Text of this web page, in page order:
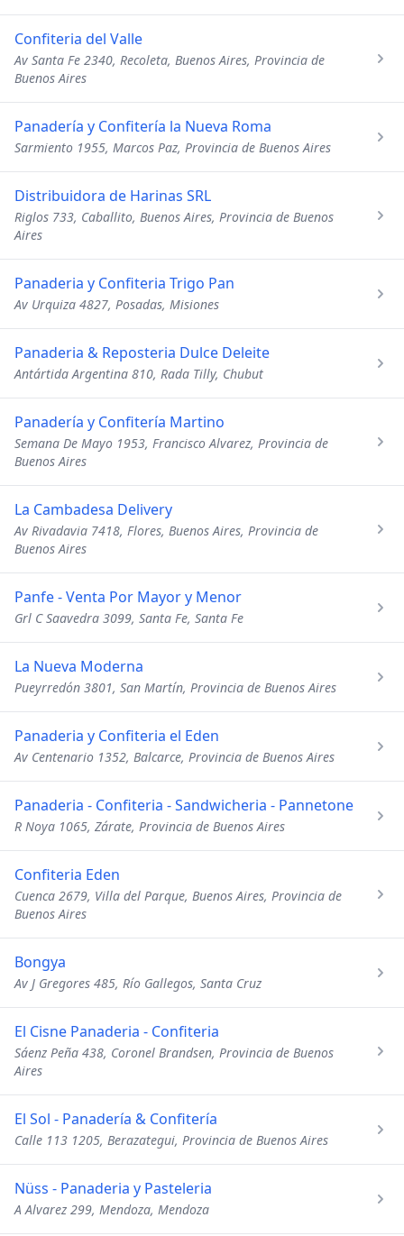
Confiteria del Valle
Av Santa Fe 2340, Recoleta, Buenos Aires, Provincia de
Buenos Aires
Panadería y Confitería la Nueva Roma
Sarmiento 1955, Marcos Paz, Provincia de Buenos Aires
Distribuidora de Harinas SRL
Riglos 733, Caballito, Buenos Aires, Provincia de Buenos
Aires
Panaderia y Confiteria Trigo Pan
Av Urquiza 4827, Posadas, Misiones
Panaderia & Reposteria Dulce Deleite
Antártida Argentina 810, Rada Tilly, Chubut
Panadería y Confitería Martino
Semana De Mayo 1953, Francisco Alvarez, Provincia de
Buenos Aires
La Cambadesa Delivery
Av Rivadavia 7418, Flores, Buenos Aires, Provincia de
Buenos Aires
Panfe - Venta Por Mayor y Menor
Grl C Saavedra 3099, Santa Fe, Santa Fe
La Nueva Moderna
Pueyrredón 3801, San Martín, Provincia de Buenos Aires
Panaderia y Confiteria el Eden
Av Centenario 1352, Balcarce, Provincia de Buenos Aires
Panaderia - Confiteria - Sandwicheria - Pannetone
R Noya 1065, Zárate, Provincia de Buenos Aires
Confiteria Eden
Cuenca 2679, Villa del Parque, Buenos Aires, Provincia de
Buenos Aires
Bongya
Av J Gregores 485, Río Gallegos, Santa Cruz
El Cisne Panaderia - Confiteria
Sáenz Peña 438, Coronel Brandsen, Provincia de Buenos
Aires
El Sol - Panadería & Confitería
Calle 113 1205, Berazategui, Provincia de Buenos Aires
Nüss - Panaderia y Pasteleria
A Alvarez 299, Mendoza, Mendoza